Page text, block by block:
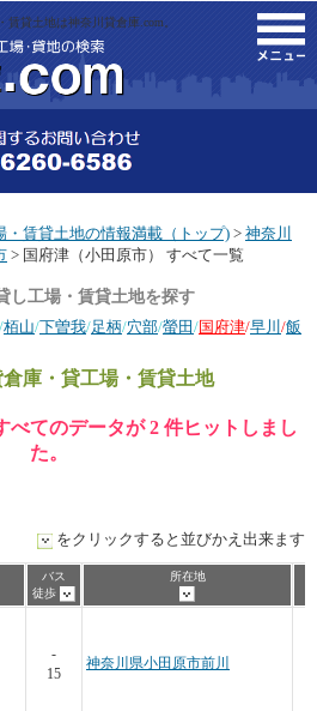
貸土地は神奈川貸倉庫.com。
賃貸土地の情報満載（トップ) > 神奈川
> 国府津（小田原市） すべて一覧
し工場・賃貸土地を探す
/栢山/下曽我/足柄/穴部/螢田 /国府津/早川 /飯
庫・貸工場・賃貸土地
べてのデータが 2 件ヒットしまし
た。
をクリックすると並びかえ出来ます
バス
徒歩
所在地
-
15
神奈川県小田原市前川